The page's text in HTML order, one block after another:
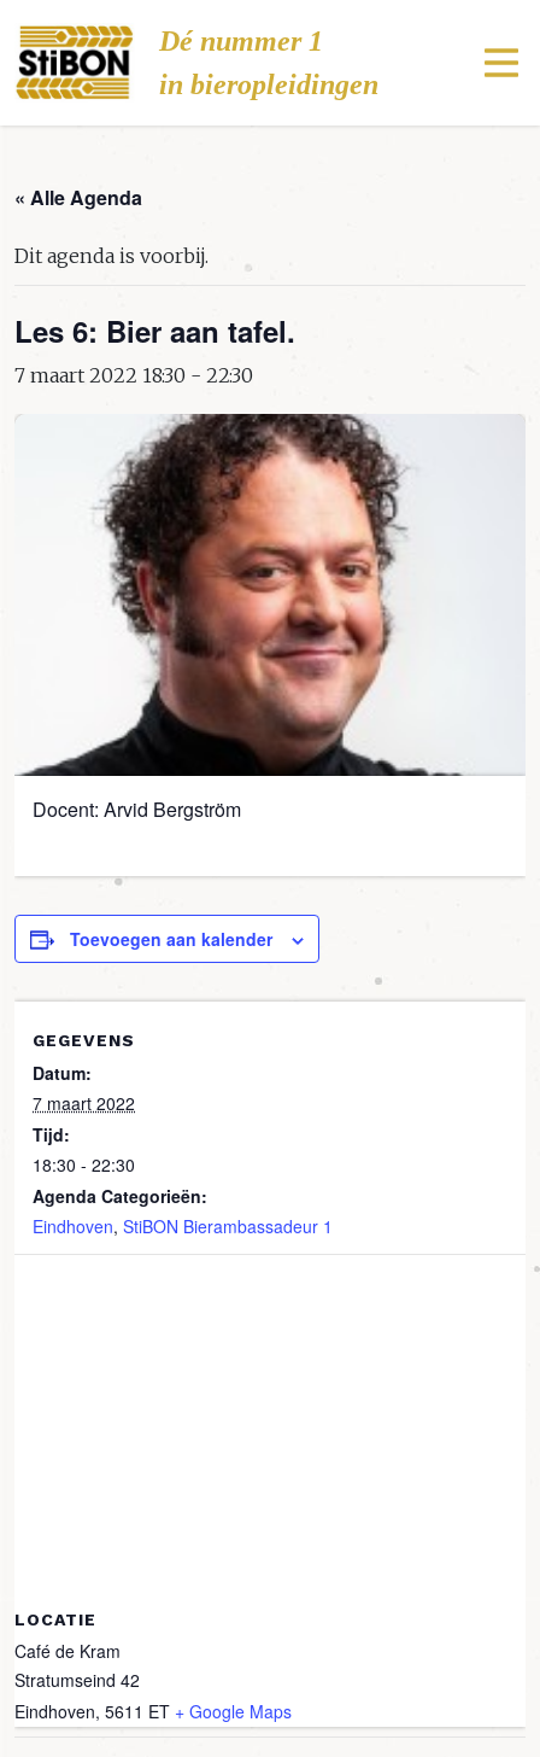
Stibon
Dé nummer 1
in bieropleidingen
« Alle Agenda
Dit agenda is voorbij.
Les 6: Bier aan tafel.
7 maart 2022 18:30 - 22:30
Docent: Arvid Bergström
Toevoegen aan kalender
GEGEVENS
Datum:
7 maart 2022
Tijd:
18:30 - 22:30
Agenda Categorieën:
Eindhoven, StiBON Bierambassadeur 1
LOCATIE
Café de Kram
Stratumseind 42
Eindhoven, 5611 ET + Google Maps